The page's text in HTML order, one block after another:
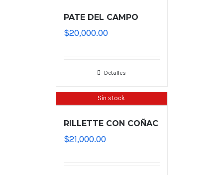
PATE DEL CAMPO
$20,000.00
Detalles
Sin stock
RILLETTE CON COÑAC
$21,000.00